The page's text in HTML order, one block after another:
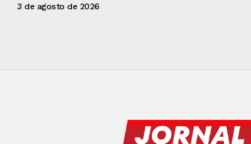
3 de agosto de 2026